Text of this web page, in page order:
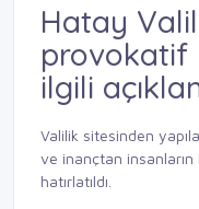
Hatay
provokatif
ilgili
Valilik sitesinden
ve inançtan insanların
hatırlatıldı.